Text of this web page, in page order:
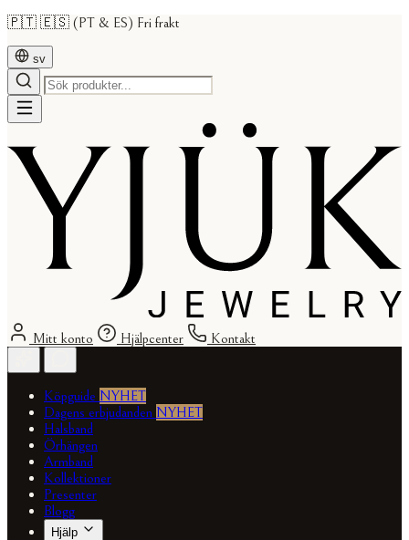
🇵🇹 🇪🇸 (PT & ES) Fri frakt
sv
Mitt konto Hjälpcenter Kontakt
Köpguide NYHET
Dagens erbjudanden NYHET
Halsband
Örhängen
Armband
Kollektioner
Presenter
Blogg
Hjälp